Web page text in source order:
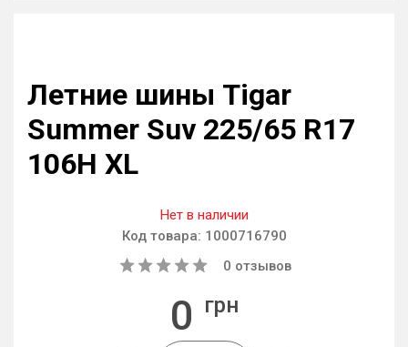
Летние шины Tigar
Summer Suv 225/65 R17
106H XL
Нет в наличии
Код товара: 1000716790
0 отзывов
0 грн